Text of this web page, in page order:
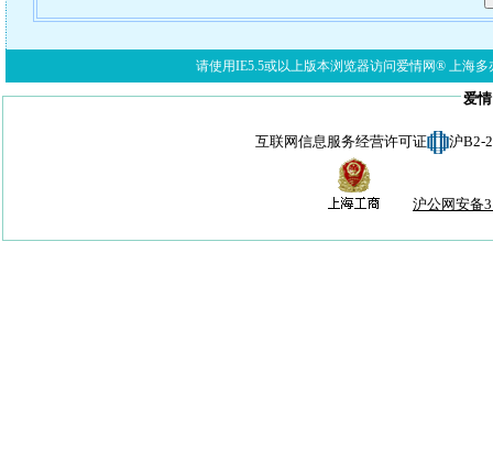
请使用IE5.5或以上版本浏览器访问爱情网® 上海多
爱
互联网信息服务经营许可证 沪B2-
沪公网安备